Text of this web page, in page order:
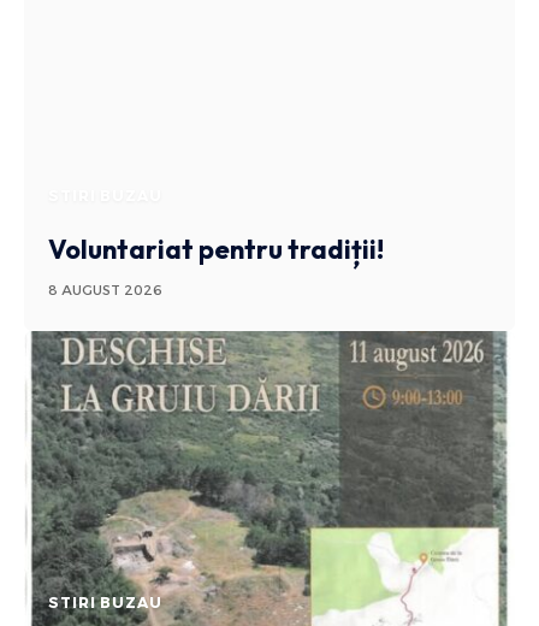
Voluntariat pentru tradiții!
8 AUGUST 2026
STIRI BUZAU